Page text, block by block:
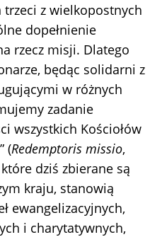
trzeci z wielkopostnych
dopełnienie
rzecz misji. Dlatego
będąc solidarni z
w różnych
zadanie
wszystkich Kościołów
(Redemptoris missio,
dziś zbierane są
kraju, stanowią
ewangelizacyjnych,
i charytatywnych,